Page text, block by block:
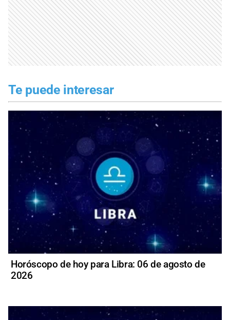
Te puede interesar
Horóscopo de hoy para Libra: 06 de agosto de
2026